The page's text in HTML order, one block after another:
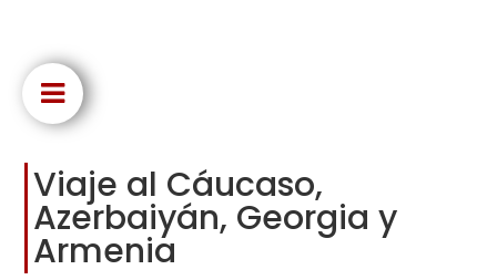
Viaje al Cáucaso,
Azerbaiyán, Georgia y
Armenia